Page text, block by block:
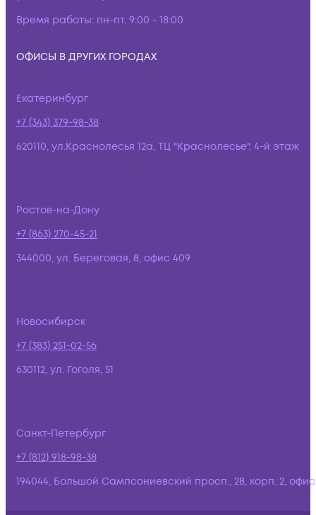
Время работы: пн-пт, 9:00 - 18:00
ОФИСЫ В ДРУГИХ ГОРОДАХ
Екатеринбург
+7 (343) 379-98-38
620110, ул.Краснолесья 12а, ТЦ "Краснолесье", 4-й этаж
Ростов-на-Дону
+7 (863) 270-45-21
344000, ул. Береговая, 8, офис 409
Новосибирск
+7 (383) 251-02-56
630112, ул. Гоголя, 51
Санкт-Петербург
+7 (812) 918-98-38
194044, Большой Сампсониевский просп., 28, корп. 2,